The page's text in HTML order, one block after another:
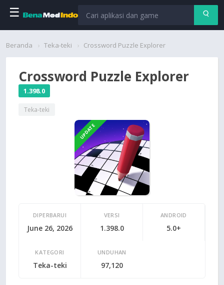
☰
Beranda
Permainan
Beranda Teka-teki Crossword Puzzle Explorer
Crossword Puzzle Explorer
1.398.0
Teka-teki
UPDATE
DIPERBARUI
June 26, 2026
VERSI
1.398.0
ANDROID
5.0+
KATEGORI
Teka-teki
UNDUHAN
97,120